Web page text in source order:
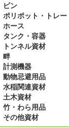
ピン
ポリポット・トレー
ホース
タンク・容器
トンネル資材
畔
計測機器
動物忌避用品
水稲関連資材
土木資材
竹・わら用品
その他資材